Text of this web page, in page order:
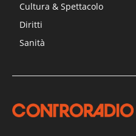
Cultura & Spettacolo
Diritti
Sanità